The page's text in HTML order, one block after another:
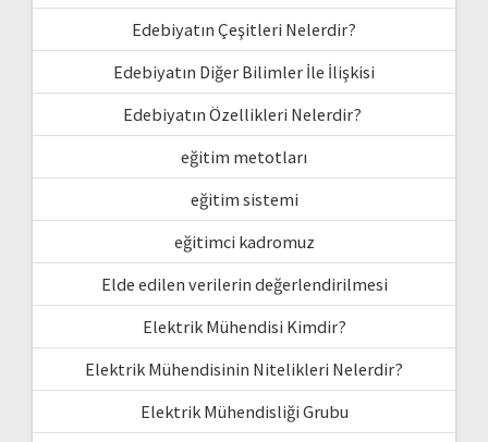
Edebiyatın Çeşitleri Nelerdir?
Edebiyatın Diğer Bilimler İle İlişkisi
Edebiyatın Özellikleri Nelerdir?
eğitim metotları
eğitim sistemi
eğitimci kadromuz
Elde edilen verilerin değerlendirilmesi
Elektrik Mühendisi Kimdir?
Elektrik Mühendisinin Nitelikleri Nelerdir?
Elektrik Mühendisliği Grubu